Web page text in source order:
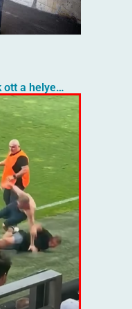
ott a helye…